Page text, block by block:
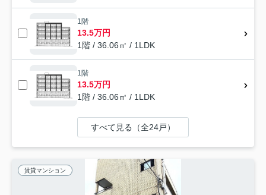
1階
13.5万円
1階 / 36.06㎡ / 1LDK
1階
13.5万円
1階 / 36.06㎡ / 1LDK
すべて見る（全24戸）
賃貸マンション